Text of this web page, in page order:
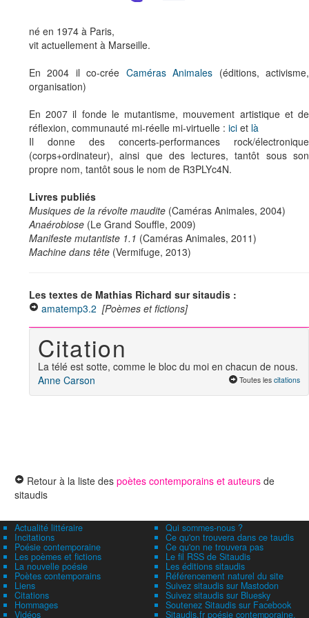
né en 1974 à Paris,
vit actuellement à Marseille.
En 2004 il co-crée Caméras Animales (éditions, activisme,
organisation)
En 2007 il fonde le mutantisme, mouvement artistique et de
réflexion, communauté mi-réelle mi-virtuelle : ici et là
Il donne des concerts-performances rock/électronique
(corps+ordinateur), ainsi que des lectures, tantôt sous son
propre nom, tantôt sous le nom de R3PLYc4N.
Livres publiés
Musiques de la révolte maudite (Caméras Animales, 2004)
Anaérobiose (Le Grand Souffle, 2009)
Manifeste mutantiste 1.1 (Caméras Animales, 2011)
Machine dans tête (Vermifuge, 2013)
Les textes de Mathias Richard sur sitaudis :
amatemp3.2 [Poèmes et fictions]
Citation
La télé est sotte, comme le bloc du moi en chacun de nous.
Anne Carson
Toutes les citations
Retour à la liste des poètes contemporains et auteurs de
sitaudis
Actualité littéraire
Incitations
Poésie contemporaine
Les poèmes et fictions
La nouvelle poésie
Poètes contemporains
Liens
Citations
Hommages
Vidéos
Qui sommes-nous ?
Ce qu'on trouvera dans ce taudis
Ce qu'on ne trouvera pas
Le fil RSS de Sitaudis
Les éditions sitaudis
Référencement naturel du site
Suivez sitaudis sur Mastodon
Suivez sitaudis sur Bluesky
Soutenez Sitaudis sur Facebook
Sitaudis.fr poésie contemporaine,